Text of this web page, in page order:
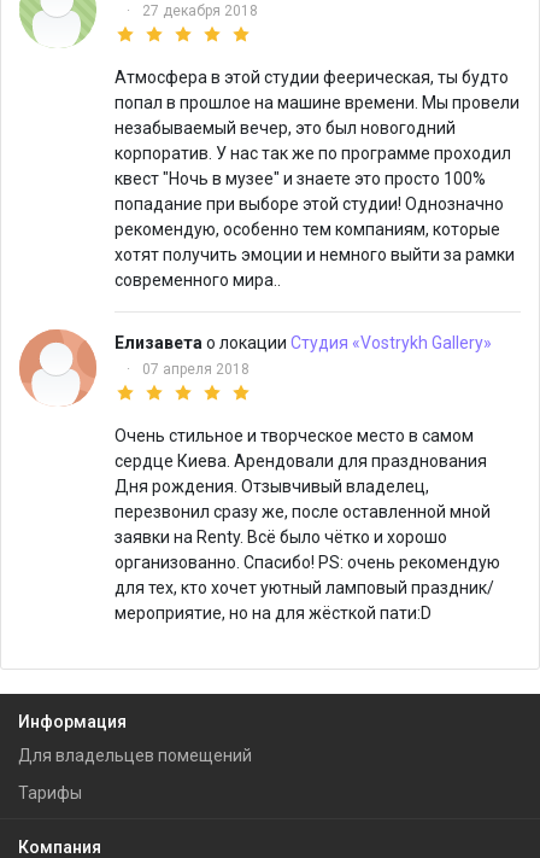
· 27 декабря 2018
Атмосфера в этой студии феерическая, ты будто
попал в прошлое на машине времени. Мы провели
незабываемый вечер, это был новогодний
корпоратив. У нас так же по программе проходил
квест "Ночь в музее" и знаете это просто 100%
попадание при выборе этой студии! Однозначно
рекомендую, особенно тем компаниям, которые
хотят получить эмоции и немного выйти за рамки
современного мира..
Елизавета о локации Студия «Vostrykh Gallery»
· 07 апреля 2018
Очень стильное и творческое место в самом
сердце Киева. Арендовали для празднования
Дня рождения. Отзывчивый владелец,
перезвонил сразу же, после оставленной мной
заявки на Renty. Всё было чётко и хорошо
организованно. Спасибо! PS: очень рекомендую
для тех, кто хочет уютный ламповый праздник/
мероприятие, но на для жёсткой пати:D
Информация
Для владельцев помещений
Тарифы
Компания